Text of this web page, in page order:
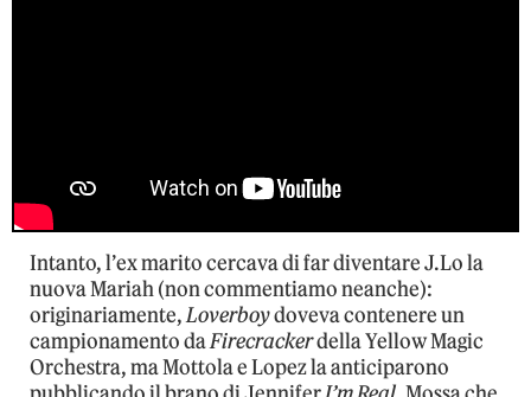
Intanto, l’ex marito cercava di far diventare J.Lo la
nuova Mariah (non commentiamo neanche):
originariamente,Loverboydoveva contenere un
campionamento daFirecrackerdella Yellow Magic
Orchestra, ma Mottola e Lopez la anticiparono